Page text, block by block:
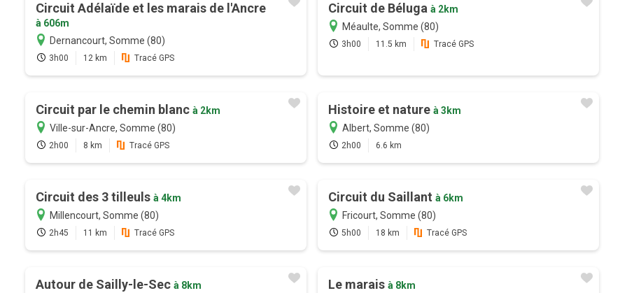
Circuit Adélaïde et les marais de l'Ancre
à 606m
Dernancourt, Somme (80)
3h00 12 km Tracé GPS
Circuit de Béluga à 2km
Méaulte, Somme (80)
3h00 11.5 km Tracé GPS
Circuit par le chemin blanc à 2km
Ville-sur-Ancre, Somme (80)
2h00 8 km Tracé GPS
Histoire et nature à 3km
Albert, Somme (80)
2h00 6.6 km
Circuit des 3 tilleuls à 4km
Millencourt, Somme (80)
2h45 11 km Tracé GPS
Circuit du Saillant à 6km
Fricourt, Somme (80)
5h00 18 km Tracé GPS
Autour de Sailly-le-Sec à 8km
Le marais à 8km